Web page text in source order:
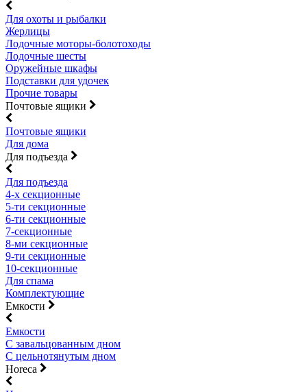
Для охоты и рыбалки
Жерлицы
Лодочные моторы-болотоходы
Лодочные шесты
Оружейные шкафы
Подставки для удочек
Прочие товары
Почтовые ящики
Почтовые ящики
Для дома
Для подъезда
Для подъезда
4-х секционные
5-ти секционные
6-ти секционные
7-секционные
8-ми секционные
9-ти секционные
10-секционные
Для спама
Комплектующие
Емкости
Емкости
С завальцованным дном
С цельнотянутым дном
Horeca